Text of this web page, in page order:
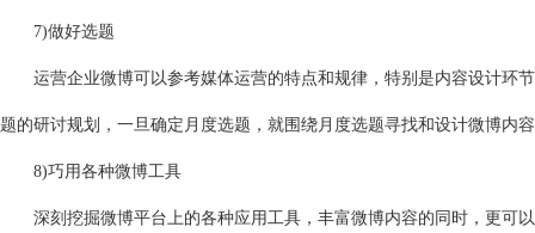
7)做好选题
运营企业微博可以参考媒体运营的特点和规律，特别是内容设计环节
题的研讨规划，一旦确定月度选题，就围绕月度选题寻找和设计微博内
8)巧用各种微博工具
深刻挖掘微博平台上的各种应用工具，丰富微博内容的同时，更可以